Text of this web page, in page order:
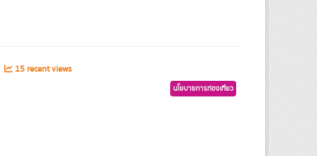
15 recent views
นโยบายการท่องเที่ยว